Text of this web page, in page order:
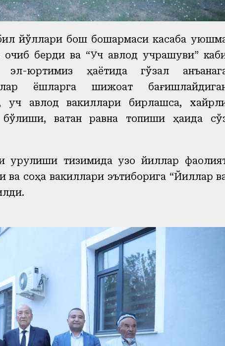
йўллари бош бошқармасикасаба
берди ва “Уч авлод учрашуви”
эл-юртимиз ҳаётида гўзал
ёшларга шижоат
уч авлод вакиллари бирлашса,
ватан равнақ топиши ҳақида
тизимида узоқ йиллар
соҳа вакиллари эътиборига “Йиллар